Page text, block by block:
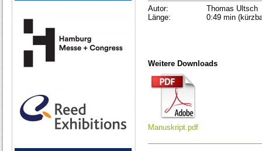
Autor:
Thomas Ultsch
Länge:
0:49 min
Weitere Downloads
Manuskript.pdf